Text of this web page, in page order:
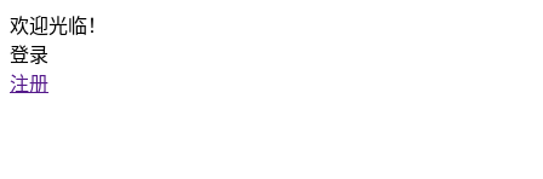
欢迎光临！
登录
注册